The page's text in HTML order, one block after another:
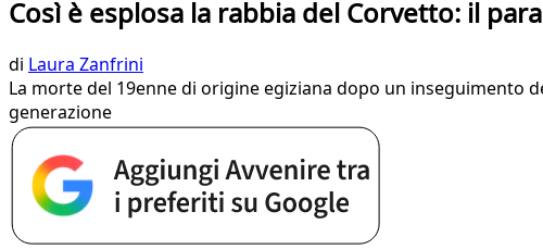
Così è esplosa la rabbia del Corvetto: il
di Laura Zanfrini
La morte del 19enne di origine egiziana dopo un inseguimento
generazione